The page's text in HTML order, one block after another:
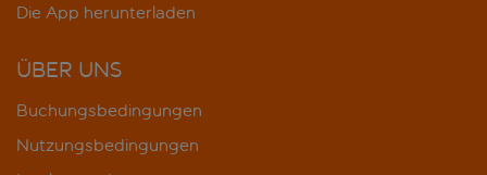
Die App herunterladen
ÜBER UNS
Buchungsbedingungen
Nutzungsbedingungen